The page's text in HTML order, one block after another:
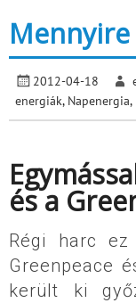
Mennyire
2012-04-18
energiák, Napenergia,
és a
Régi harc
Greenpeace
került ki